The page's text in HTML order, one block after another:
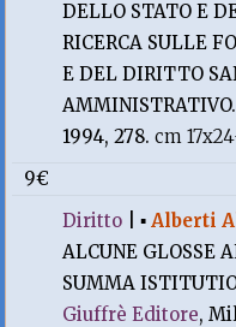
DELLO STATO E
RICERCA SULLE
E DEL DIRITTO
AMMINISTRATIVO.
1994, 278.cm
9€
Diritto |▪Alberti
ALCUNE GLOSSE
SUMMA
Giuffrè Editore,